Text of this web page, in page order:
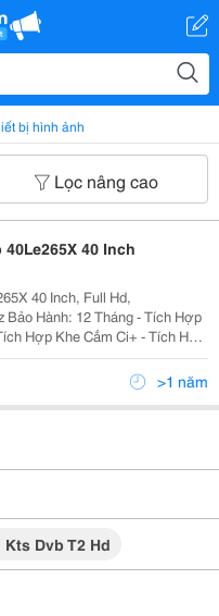
bị hình ảnh
Lọc nâng cao
40 Inch
40 Inch, Full Hd,
Analogue Và Tăng Cường Tín
Giải
>1 năm
Dvb T2 Hd